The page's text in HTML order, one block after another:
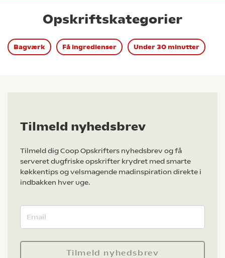
Opskriftskategorier
Bagværk Få ingredienser Under 30 minutter
Tilmeld nyhedsbrev
Tilmeld dig Coop Opskrifters nyhedsbrev og få
serveret dugfriske opskrifter krydret med smarte
køkkentips og velsmagende madinspiration direkte i
indbakken hver uge.
Tilmeld nyhedsbrev